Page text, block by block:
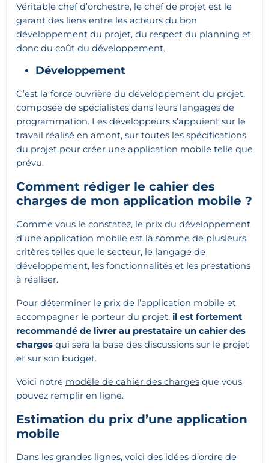
Véritable chef d’orchestre, le chef de projet est le
garant des liens entre les acteurs du bon
développement du projet, du respect du planning et
donc du coût du développement.
Développement
C’est la force ouvrière du développement du projet,
composée de spécialistes dans leurs langages de
programmation. Les développeurs s’appuient sur le
travail réalisé en amont, sur toutes les spécifications
du projet pour créer une application mobile telle que
prévu.
Comment rédiger le cahier des
charges de mon application mobile ?
Comme vous le constatez, le prix du développement
d’une application mobile est la somme de plusieurs
critères telles que le secteur, le langage de
développement, les fonctionnalités et les prestations
à réaliser.
Pour déterminer le prix de l’application mobile et
accompagner le porteur du projet, il est fortement
recommandé de livrer au prestataire un cahier des
charges qui sera la base des discussions sur le projet
et sur son budget.
Voici notre modèle de cahier des charges que vous
pouvez remplir en ligne.
Estimation du prix d’une application
mobile
Dans les grandes lignes, voici des idées d’ordre de